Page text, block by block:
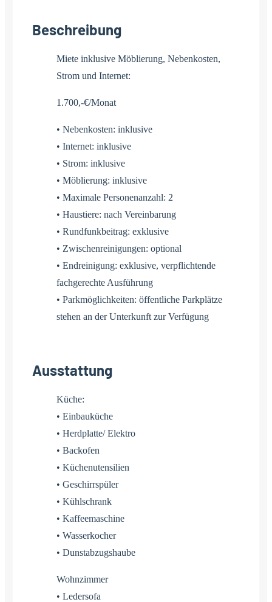
Beschreibung
Miete inklusive Möblierung, Nebenkosten,
Strom und Internet:
1.700,-€/Monat
• Nebenkosten: inklusive
• Internet: inklusive
• Strom: inklusive
• Möblierung: inklusive
• Maximale Personenanzahl: 2
• Haustiere: nach Vereinbarung
• Rundfunkbeitrag: exklusive
• Zwischenreinigungen: optional
• Endreinigung: exklusive, verpflichtende
fachgerechte Ausführung
• Parkmöglichkeiten: öffentliche Parkplätze
stehen an der Unterkunft zur Verfügung
Ausstattung
Küche:
• Einbauküche
• Herdplatte/ Elektro
• Backofen
• Küchenutensilien
• Geschirrspüler
• Kühlschrank
• Kaffeemaschine
• Wasserkocher
• Dunstabzugshaube
Wohnzimmer
• Ledersofa